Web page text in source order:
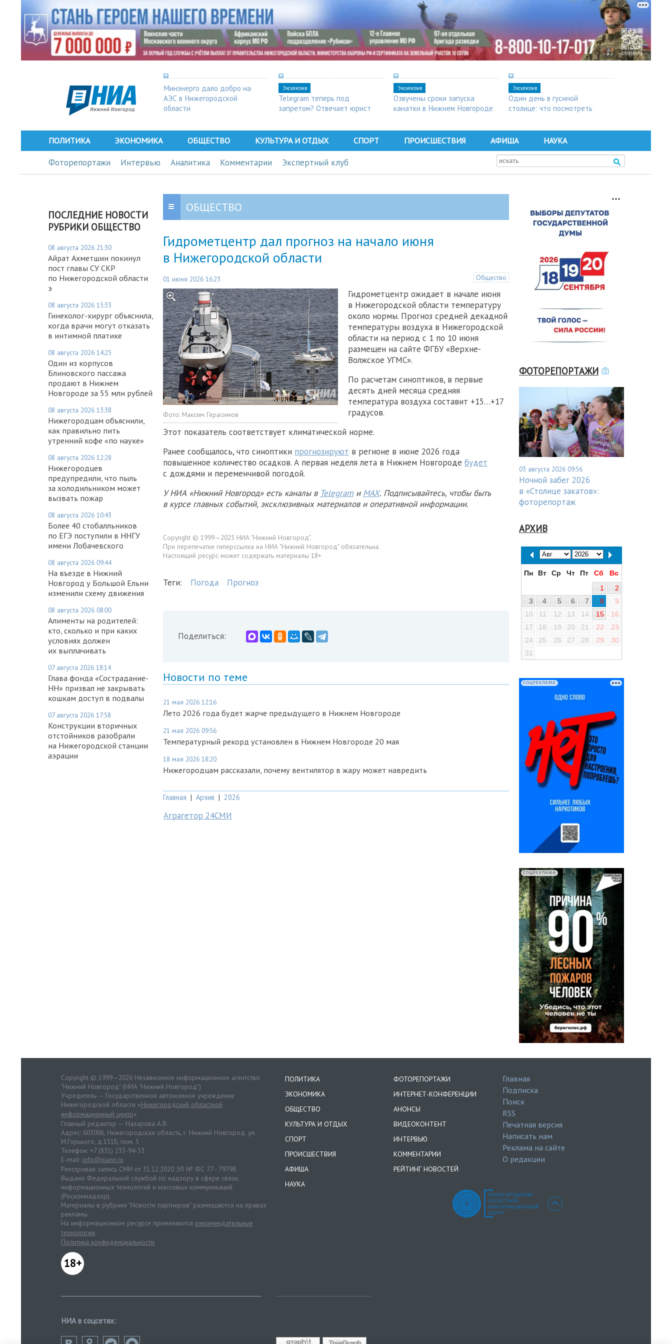
Минэнерго дало добро на
АЭС в Нижегородской
области
Эксклюзив
Telegram теперь под
запретом? Отвечает юрист
Эксклюзив
Озвучены сроки запуска
канатки в Нижнем Новгороде
Эксклюзив
Один день в гусиной
столице: что посмотреть
ПОЛИТИКА ЭКОНОМИКА ОБЩЕСТВО КУЛЬТУРА И ОТДЫХ СПОРТ ПРОИСШЕСТВИЯ АФИША НАУКА
Фоторепортажи Интервью Аналитика Комментарии Экспертный клуб
ПОСЛЕДНИЕ НОВОСТИ
РУБРИКИ ОБЩЕСТВО
08 августа 2026 21:30
Айрат Ахметшин покинул
пост главы СУ СКР
по Нижегородской области
э
08 августа 2026 15:33
Гинеколог-хирург объяснила,
когда врачи могут отказать
в интимной платике
08 августа 2026 14:25
Один из корпусов
Блиновского пассажа
продают в Нижнем
Новгороде за 55 млн рублей
08 августа 2026 13:38
Нижегородцам объяснили,
как правильно пить
утренний кофе «по науке»
08 августа 2026 12:28
Нижегородцев
предупредили, что пыль
за холодильником может
вызвать пожар
08 августа 2026 10:43
Более 40 стобалльников
по ЕГЭ поступили в ННГУ
имени Лобачевского
08 августа 2026 09:44
На въезде в Нижний
Новгород у Большой Ельни
изменили схему движения
08 августа 2026 08:00
Алименты на родителей:
кто, сколько и при каких
условиях должен
их выплачивать
07 августа 2026 18:14
Глава фонда «Сострадание-
НН» призвал не закрывать
кошкам доступ в подвалы
07 августа 2026 17:58
Конструкции вторичных
отстойников разобрали
на Нижегородской станции
аэрации
ОБЩЕСТВО
Гидрометцентр дал прогноз на начало июня
в Нижегородской области
01 июня 2026 16:23 Общество
Фото: Максим Герасимов
Гидрометцентр ожидает в начале июня
в Нижегородской области температуру
около нормы. Прогноз средней декадной
температуры воздуха в Нижегородской
области на период с 1 по 10 июня
размещен на сайте ФГБУ «Верхне-
Волжское УГМС».
По расчетам синоптиков, в первые
десять дней месяца средняя
температура воздуха составит +15…+17
градусов.
Этот показатель соответствует климатической норме.
Ранее сообщалось, что синоптики прогнозируют в регионе в июне 2026 года
повышенное количество осадков. А первая неделя лета в Нижнем Новгороде будет
с дождями и переменчивой погодой.
У НИА «Нижний Новгород» есть каналы в Telegram и MAX. Подписывайтесь, чтобы быть
в курсе главных событий, эксклюзивных материалов и оперативной информации.
Copyright © 1999—2025 НИА "Нижний Новгород".
При перепечатке гиперссылка на НИА "Нижний Новгород" обязательна.
Настоящий ресурс может содержать материалы 18+
Теги: Погода Прогноз
Поделиться:
Новости по теме
21 мая 2026 12:16
Лето 2026 года будет жарче предыдущего в Нижнем Новгороде
21 мая 2026 09:56
Температурный рекорд установлен в Нижнем Новгороде 20 мая
18 мая 2026 18:20
Нижегородцам рассказали, почему вентилятор в жару может навредить
Главная | Архив | 2026
Аграгетор 24СМИ
ФОТОРЕПОРТАЖИ
03 августа 2026 09:56
Ночной забег 2026
в «Столице закатов»:
фоторепортаж
АРХИВ
Пн Вт Ср Чт Пт Сб
Вс
1
2
3
4 5 6 7 8
9
10
11 12 13 14 15
16
17
18 19 20 21 22
23
24
25 26 27 28 29
30
31
СОЦРЕКЛАМА
СОЦРЕКЛАМА
Copyright © 1999—2026 Независимое информационное агентство
"Нижний Новгород" (НИА "Нижний Новгород")
Учредитель — Государственное автономное учреждение
Нижегородской области «Нижегородский областной
информационный центр»
Главный редактор — Назарова А.В.
Адрес: 603006, Нижегородская область, г. Нижний Новгород. ул.
М.Горького, д.151Б, пом. 5
Телефон: +7 (831) 233-94-53
E-mail: info@niann.ru
Реестровая запись СМИ от 31.12.2020 ЭЛ № ФС 77 - 79798.
Выдано Федеральной службой по надзору в сфере связи,
информационных технологий и массовых коммуникаций
(Роскомнадзор).
Материалы в рубрике "Новости партнеров" размещаются на правах
рекламы.
На информационном ресурсе применяются рекомендательные
технологии.
Политика конфиденциальности
18+
ПОЛИТИКА
ЭКОНОМИКА
ОБЩЕСТВО
КУЛЬТУРА И ОТДЫХ
СПОРТ
ПРОИСШЕСТВИЯ
АФИША
НАУКА
ФОТОРЕПОРТАЖИ
ИНТЕРНЕТ-КОНФЕРЕНЦИИ
АНОНСЫ
ВИДЕОКОНТЕНТ
ИНТЕРВЬЮ
КОММЕНТАРИИ
РЕЙТИНГ НОВОСТЕЙ
Главная
Подписка
Поиск
RSS
Печатная версия
Написать нам
Реклама на сайте
О редакции
НИА в соцсетях: